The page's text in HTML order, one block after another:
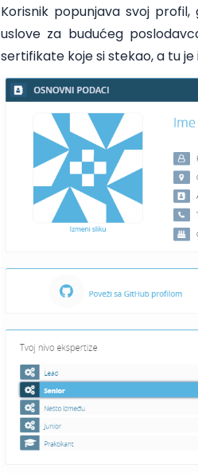
Korisnik popunjava svoj
uslove za budućeg
sertifikate koje si stekao, a tu